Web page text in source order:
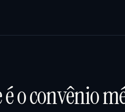
é o convênio